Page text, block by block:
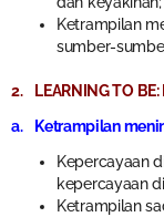
Ketrampilan
sumber-
2. LEARNING TO
a. Ketrampilan
Kepercayaan
kepercayaan
Ketrampilan